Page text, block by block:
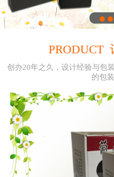
PRODUCT
创办20年之久，设计经验与包
的包